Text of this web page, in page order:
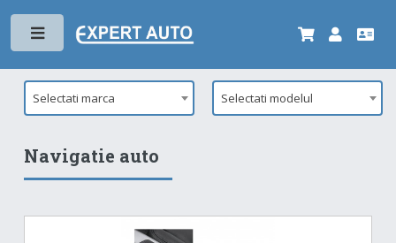
Selectati marca Selectati modelul
Navigatie auto
Toggle